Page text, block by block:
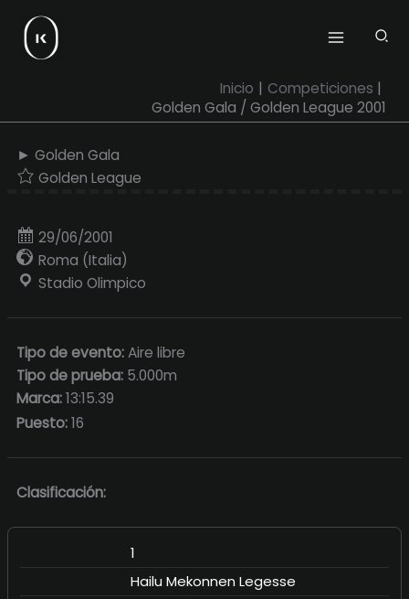
contenido
Inicio
Competiciones
Golden Gala / Golden League 2001
► Golden Gala
Golden League
29/06/2001
Roma (Italia)
Stadio Olimpico
Tipo de evento:Aire libre
Tipo de prueba: 5.000m
Marca:13:15.39
Puesto:16
Clasificación:
1
Hailu Mekonnen Legesse